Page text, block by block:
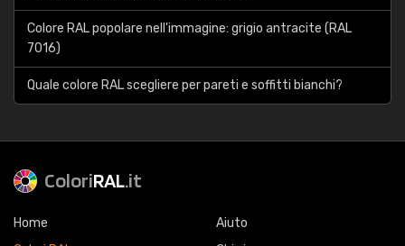
Colore RAL popolare nell'immagine: grigio antracite (RAL
7016)
Quale colore RAL scegliere per pareti e soffitti bianchi?
ColoriRAL.it
Home
Aiuto